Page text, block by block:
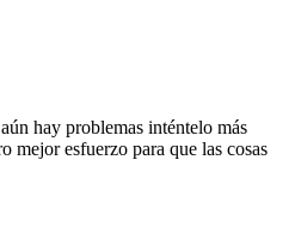
hay problemas inténtelo más
mejor esfuerzo para que las cosas